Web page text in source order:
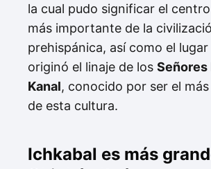
la cual pudo significar el
más importante de la
prehispánica, así como el
originó el linaje de los Señores
Kanal, conocido por ser el
de esta cultura.
Ichkabal es más